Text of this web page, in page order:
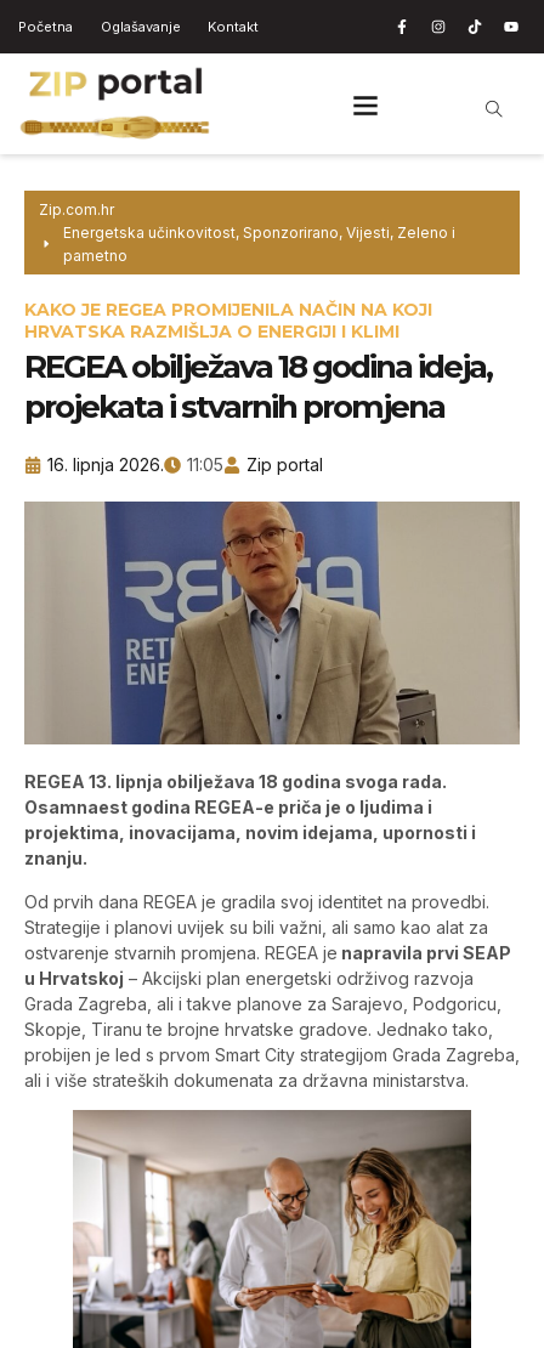
Početna Oglašavanje Kontakt
Zip.com.hr
Energetska učinkovitost, Sponzorirano, Vijesti, Zeleno i
pametno
KAKO JE REGEA PROMIJENILA NAČIN NA KOJI
HRVATSKA RAZMIŠLJA O ENERGIJI I KLIMI
REGEA obilježava 18 godina ideja,
projekata i stvarnih promjena
16. lipnja 2026. 11:05 Zip portal
REGEA 13. lipnja obilježava 18 godina svoga rada.
Osamnaest godina REGEA-e priča je o ljudima i
projektima, inovacijama, novim idejama, upornosti i
znanju.
Od prvih dana REGEA je gradila svoj identitet na provedbi.
Strategije i planovi uvijek su bili važni, ali samo kao alat za
ostvarenje stvarnih promjena. REGEA je napravila prvi SEAP
u Hrvatskoj – Akcijski plan energetski održivog razvoja
Grada Zagreba, ali i takve planove za Sarajevo, Podgoricu,
Skopje, Tiranu te brojne hrvatske gradove. Jednako tako,
probijen je led s prvom Smart City strategijom Grada Zagreba,
ali i više strateških dokumenata za državna ministarstva.